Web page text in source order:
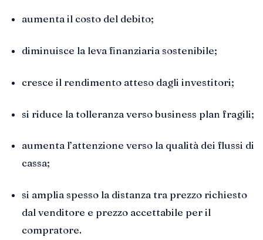
aumenta il costo del debito;
diminuisce la leva finanziaria sostenibile;
cresce il rendimento atteso dagli investitori;
si riduce la tolleranza verso business plan fragili;
aumenta l’attenzione verso la qualità dei flussi di
cassa;
si amplia spesso la distanza tra prezzo richiesto
dal venditore e prezzo accettabile per il
compratore.